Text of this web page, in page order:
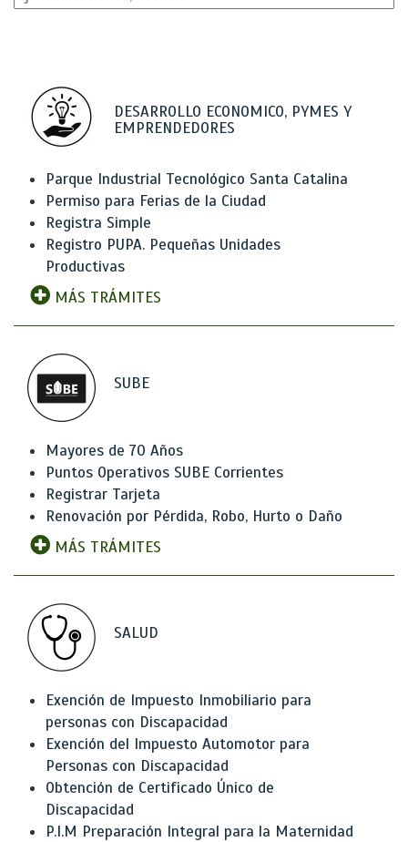
DESARROLLO ECONOMICO, PYMES Y
EMPRENDEDORES
Parque Industrial Tecnológico Santa Catalina
Permiso para Ferias de la Ciudad
Registra Simple
Registro PUPA. Pequeñas Unidades
Productivas
MÁS TRÁMITES
SUBE
Mayores de 70 Años
Puntos Operativos SUBE Corrientes
Registrar Tarjeta
Renovación por Pérdida, Robo, Hurto o Daño
MÁS TRÁMITES
SALUD
Exención de Impuesto Inmobiliario para
personas con Discapacidad
Exención del Impuesto Automotor para
Personas con Discapacidad
Obtención de Certificado Único de
Discapacidad
P.I.M Preparación Integral para la Maternidad